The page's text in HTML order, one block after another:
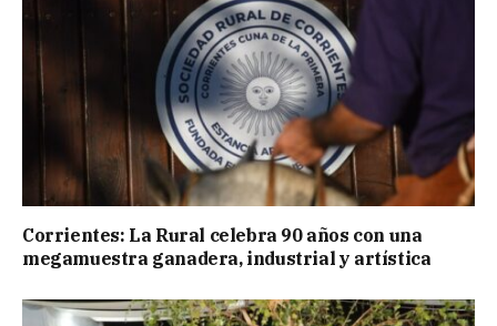
Corrientes: La Rural celebra 90 años con una
megamuestra ganadera, industrial y artística